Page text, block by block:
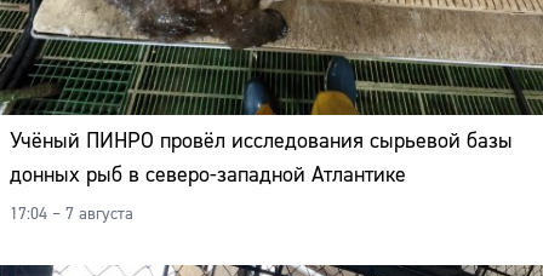
Учёный ПИНРО провёл исследования сырьевой базы
донных рыб в северо-западной Атлантике
17:04 – 7 августа